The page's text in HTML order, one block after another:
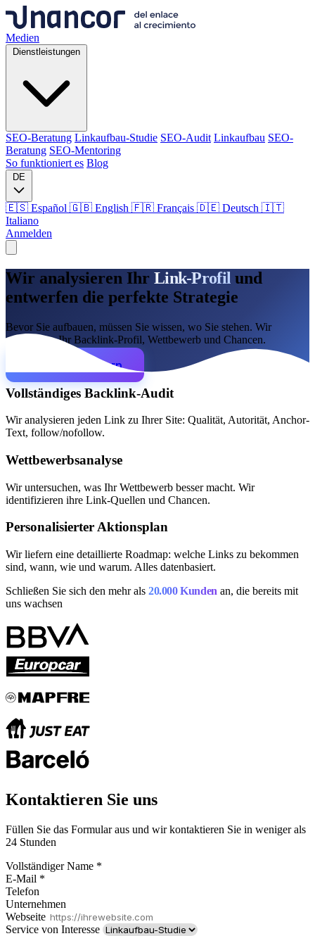
Medien
Dienstleistungen
SEO-Beratung Linkaufbau-Studie SEO-Audit Linkaufbau SEO-
Beratung SEO-Mentoring
So funktioniert es Blog
DE
🇪🇸 Español 🇬🇧 English 🇫🇷 Français 🇩🇪 Deutsch 🇮🇹
Italiano
Anmelden
Dienstleistungen
Linkaufbau-Studie SEO-Audit Linkaufbau
Beratung SEO-Mentoring
So funktioniert es Blog
🇪🇸 ES🇬🇧 EN🇫🇷 FR
Anmelden
Wir analysieren Ihr Link-Profil und
entwerfen die perfekte Strategie
Bevor Sie aufbauen, müssen Sie wissen, wo Sie stehen. Wir
analysieren Ihr Backlink-Profil, Wettbewerb und Chancen.
Studie anfordern
Vollständiges Backlink-Audit
Wir analysieren jeden Link zu Ihrer Site: Qualität, Autorität, Anchor-
Text, follow/nofollow.
Wettbewerbsanalyse
Wir untersuchen, was Ihr Wettbewerb besser macht. Wir
identifizieren ihre Link-Quellen und Chancen.
Personalisierter Aktionsplan
Wir liefern eine detaillierte Roadmap: welche Links zu bekommen
sind, wann, wie und warum. Alles datenbasiert.
Schließen Sie sich den mehr als 20.000 Kunden an, die bereits mit
uns wachsen
Kontaktieren Sie uns
Füllen Sie das Formular aus und wir kontaktieren Sie in weniger als
24 Stunden
Vollständiger Name *
E-Mail *
Telefon
Unternehmen
Webseite
Service von Interesse